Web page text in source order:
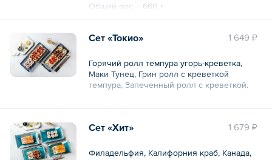
Общий вес – 660 г
1 649 ₽
Сет «Токио»
Горячий ролл темпура угорь-креветка,
Маки Тунец, Грин ролл c креветкой
темпура, Запеченный ролл с креветкой.
Общий вес – 940 г
1 679 ₽
Сет «Хит»
Филадельфия, Калифорния краб, Канада,